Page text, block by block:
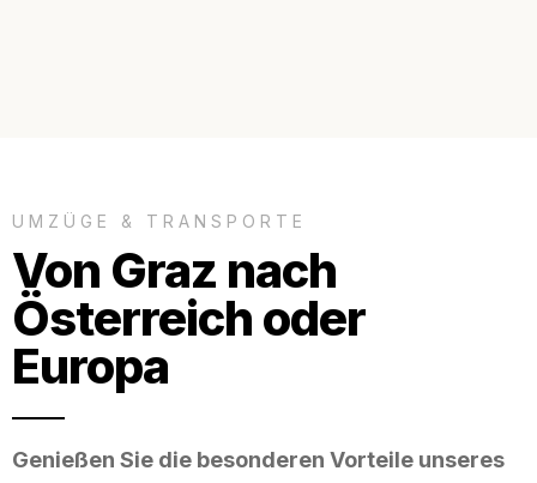
UMZÜGE & TRANSPORTE
Von Graz nach
Österreich oder
Europa
Genießen Sie die besonderen Vorteile unseres